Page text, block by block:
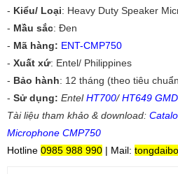
- Kiểu/ Loại: Heavy Duty Speaker
- Mầu sắc: Đen
- Mã hàng: ENT-CMP750
- Xuất xứ: Entel/ Philippines
- Bảo hành: 12 tháng (theo tiêu
- Sử dụng: EntelHT700/HT649
Tài liệu tham khảo & download:
Microphone CMP750
Hotline 0985 988 990 | Mail: